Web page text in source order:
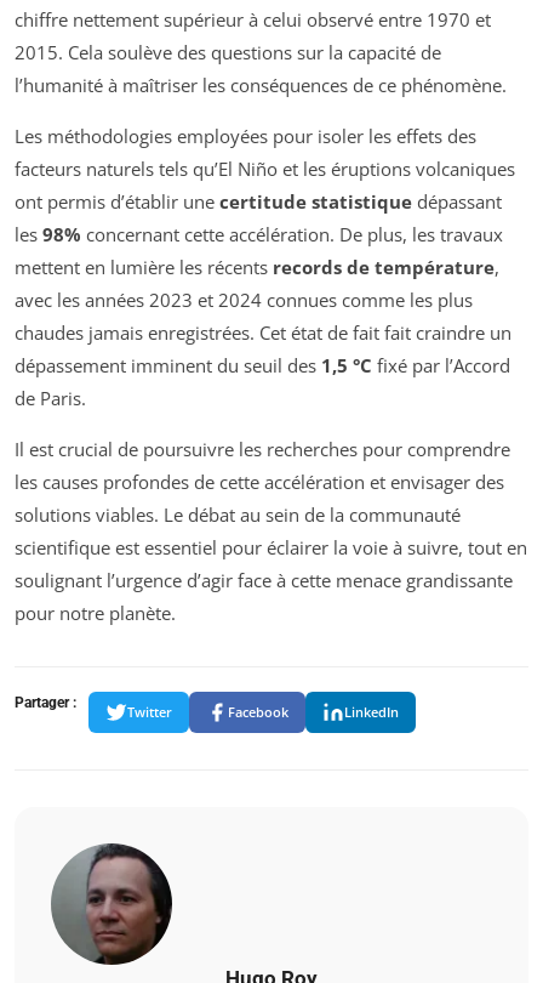
chiffre nettement supérieur à celui observé entre 1970 et
2015. Cela soulève des questions sur la capacité de
l’humanité à maîtriser les conséquences de ce phénomène.
Les méthodologies employées pour isoler les effets des
facteurs naturels tels qu’El Niño et les éruptions volcaniques
ont permis d’établir une certitude statistique dépassant
les 98% concernant cette accélération. De plus, les travaux
mettent en lumière les récents records de température,
avec les années 2023 et 2024 connues comme les plus
chaudes jamais enregistrées. Cet état de fait fait craindre un
dépassement imminent du seuil des 1,5 °C fixé par l’Accord
de Paris.
Il est crucial de poursuivre les recherches pour comprendre
les causes profondes de cette accélération et envisager des
solutions viables. Le débat au sein de la communauté
scientifique est essentiel pour éclairer la voie à suivre, tout en
soulignant l’urgence d’agir face à cette menace grandissante
pour notre planète.
Partager :
Twitter Facebook LinkedIn
Hugo Roy